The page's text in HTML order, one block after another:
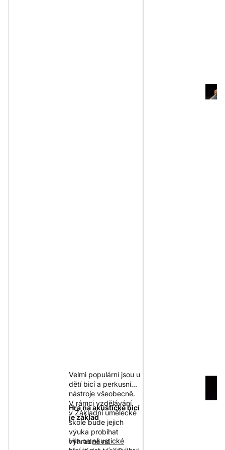
Velmi populární jsou u
dětí bicí a perkusní
nástroje všeobecně.
V rámci vzdělávání
v Základní umělecké
škole bude jejich
výuka probíhat
výhradně na
Hra na akustické bicí
je základ
Hra naakustické